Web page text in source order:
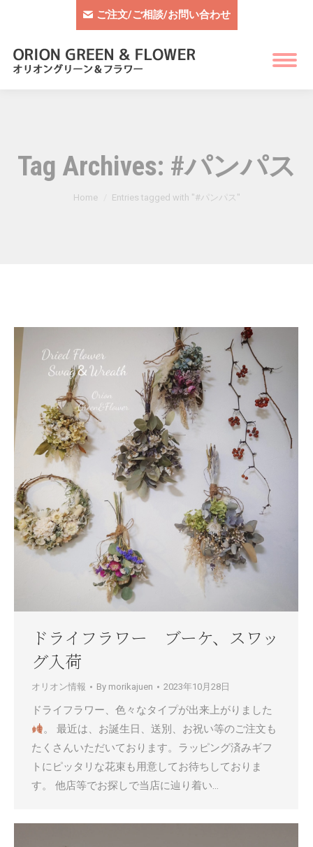
ご注文/ご相談/お問い合わせ
Tag Archives: #パンパス
You are here:
Home Entries tagged with "#パンパス"
ドライフラワー ブーケ、スワッ
グ入荷
オリオン情報 By morikajuen 2023年10月28日
ドライフラワー、色々なタイプが出来上がりました
。 最近は、お誕生日、送別、お祝い等のご注文も
たくさんいただいております。ラッピング済みギフ
トにピッタリな花束も用意してお待ちしておりま
す。 他店等でお探しで当店に辿り着い…